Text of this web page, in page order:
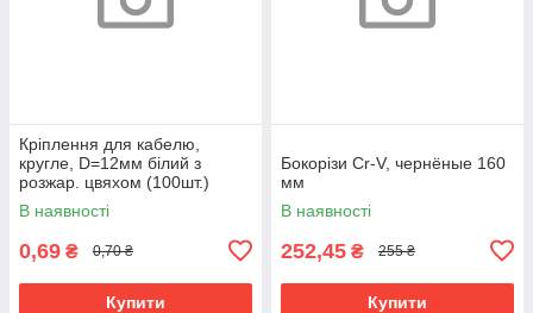
Кріплення для кабелю,
кругле, D=12мм білий з
розжар. цвяхом (100шт.)
В наявності
0,69 ₴ 0,70 ₴
Купити
Бокорізи Cr-V, чернёные 160
мм
В наявності
252,45 ₴ 255 ₴
Купити